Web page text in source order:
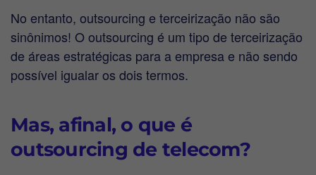
No entanto, outsourcing e terceirização não são
sinônimos! O outsourcing é um tipo de terceirização
de áreas estratégicas para a empresa e não sendo
possível igualar os dois termos.
Mas, afinal, o que é
outsourcing de telecom?